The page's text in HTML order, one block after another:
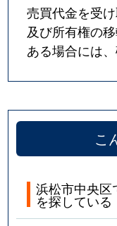
売買代金を受
及び所有権の
ある場合には
こ
浜松市中央区
を探している